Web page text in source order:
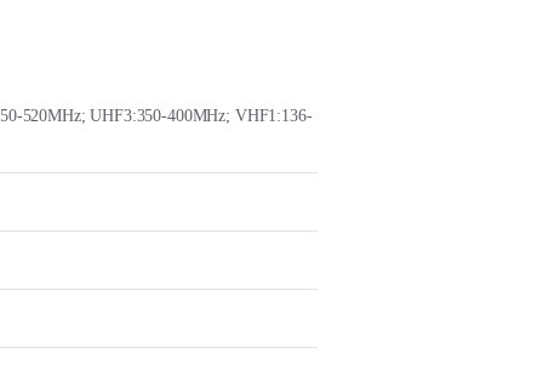
520MHz; UHF3:350-400MHz; VHF1:136-